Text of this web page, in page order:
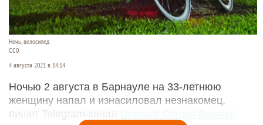
Ночь, велосипед
СС0
4 августа 2021 в 14:14
Ночью 2 августа в Барнауле на 33-летнюю
женщину напал и изнасиловал незнакомец,
пишет Telegram-канал Unusual Crimes Barnaul